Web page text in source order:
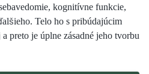
kognitívne funkcie,
Telo ho s pribúdajúcim
preto je úplne zásadné jeho tvorbu